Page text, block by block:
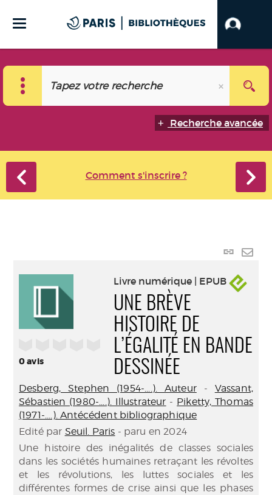
Recherche avancée
Comment s'inscrire ?
Lien
0avis
Livre numérique | EPUB
UNE BRÈVE
HISTOIRE DE
L’ÉGALITÉ EN BANDE
DESSINÉE
Desberg, Stephen (1954-....). Auteur- Vassant,
Sébastien (1980-....). Illustrateur - Piketty, Thomas
(1971-....). Antécédent bibliographique
Edité par Seuil. Paris - paru en 2024
Une histoire des inégalités de classes sociales
dans les sociétés humaines retraçant les révoltes
et les révolutions, les luttes sociales et les
différentes formes de crise ainsi que les phases